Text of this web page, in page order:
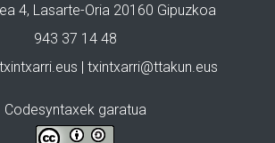
4, Lasarte-Oria 20160 Gipuzkoa
943 37 14 48
| txintxarri@ttakun.eus
Codesyntaxek garatua